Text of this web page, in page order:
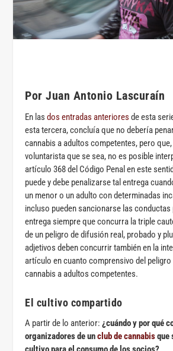
Por Juan Antonio Lascuraín
En lasdos entradas anteriores de esta
esta tercera, concluía que no debería
cannabis a adultos competentes, pero
voluntarista que se sea, no es posible
artículo 368 del Código Penal en este
puede y debe penalizarse tal entrega
un menor o un adulto con determinadas
incluso pueden sancionarse las conductas
entrega siempre que concurra la triple
de un peligro de difusión real, probado y
adjetivos deben concurrir también en la
artículo en cuanto comprensivo del peligro
cannabis a adultos competentes.
El cultivo compartido
A partir de lo anterior:¿cuándo y por qué
organizadores de unclub de cannabisque